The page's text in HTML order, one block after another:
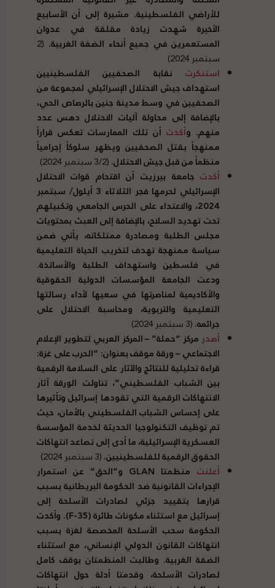
للأراضي الفلسطينية. مشيرة إلى أن الأسابيع
الأخيرة شهدت زيادة مقلقة في عدوان
المستعمرين في جميع أنحاء الضفة الغربية. (2
سبتمبر 2024)
استنكرت نقابة الصحفيين الفلسطينيين
استهداف جيش الاحتلال الإسرائيلي لمجموعة من
الصحفيين في وسط مدينة جنين بالرصاص الحي،
بالإضافة إلى محاولة آليات الاحتلال دهس عدد
منهم. وأكدت أن تلك الممارسات تعكس قراراً
ممنهجاً بقتل الصحفيين ويظهر سلوكاً إجرامياً
منظماً من قبل جيش الاحتلال.(3/2 سبتمبر 2024)
أكدت جامعة بيرزيت أن اقتحام قوات الاحتلال
الإسرائيلي لحرمها فجر الثلاثاء 3 أيلول/ سبتمبر
2024، والاعتداء على الحرس الجامعي وتكبيلهم
تحت تهديد السلاح، بالإضافة إلى العبث بمحتويات
مجلس الطلبة ومصادرة ممتلكاته، يأتي ضمن
سياسة ممنهجة تهدف لتخريب الحياة التعليمية
في فلسطين واستهداف الطلبة والأساتذة.
ودعت الجامعة المؤسسات الدولية الحقوقية
والأكاديمية لمناصرتها في سعيها لأداء رسالتها
التعليمية والتربوية، ومحاسبة الاحتلال على
جرائمه.(3 سبتمبر 2024)
أصدرمركز “حملة” – المركز العربي لتطوير الإعلام
الاجتماعي – ورقة موقف بعنوان: “الحرب على غزة:
قراءة تحليلية للنتائج والآثار على السلامة الرقمية
بين الشباب الفلسطيني”، تناولت الورقة آثار
الانتهاكات الرقمية التي تقودها إسرائيل وتأثيرها
على إحساس الشباب الفلسطيني بالأمان، حيث
تم توظيف التكنولوجيا الحديثة لخدمة المؤسسة
العسكرية الإسرائيلية، ما أدى إلى تصاعد انتهاكات
الحقوق الرقمية للفلسطينيين.(3 سبتمبر 2024)
أعلنت منظمتا GLAN و”الحق” عن استمرار
الإجراءات القانونية ضد الحكومة البريطانية بسبب
قرارها بتقييد جزئي لصادرات الأسلحة إلى
إسرائيل مع استثناء مكونات طائرة (F-35). وأكدت
الحكومة سحب الأسلحة المخصصة لغزة بسبب
انتهاكات القانون الدولي الإنساني، مع استثناء
الضفة الغربية. وطالبت المنظمتان بوقف كامل
لصادرات الأسلحة، وقدمتا أدلة حول انتهاكات